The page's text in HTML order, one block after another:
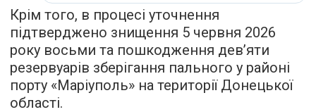
Крім того, в процесі уточнення
підтверджено знищення 5 червня 2026
року восьми та пошкодження дев’яти
резервуарів зберігання пального у районі
порту «Маріуполь» на території Донецької
області.